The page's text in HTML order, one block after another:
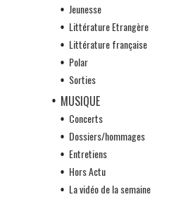
Jeunesse
Littérature Etrangère
Littérature française
Polar
Sorties
MUSIQUE
Concerts
Dossiers/hommages
Entretiens
Hors Actu
La vidéo de la semaine